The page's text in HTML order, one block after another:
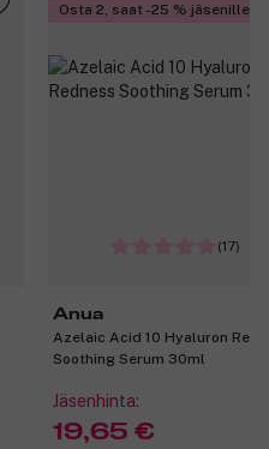
Osta 2, saat -25 % jäsenille
(17)
Anua
Azelaic Acid 10 Hyaluron
Soothing Serum 30ml
Jäsenhinta:
19,65 €